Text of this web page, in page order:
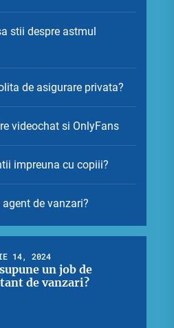
stii despre astmul
de asigurare privata?
videochat si OnlyFans
impreuna cu copiii?
de vanzari?
14, 2024
un job de
de vanzari?